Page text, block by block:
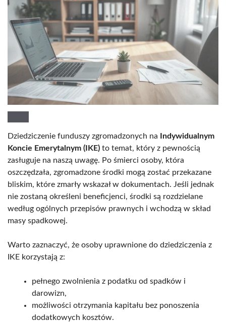
Dziedziczenie funduszy zgromadzonych na
Indywidualnym
Koncie Emerytalnym (IKE) to temat, który z pewnością
zasługuje na naszą uwagę. Po śmierci osoby, która
oszczędzała, zgromadzone środki mogą zostać przekazane
bliskim, które zmarły wskazał w dokumentach. Jeśli jednak
nie zostaną określeni beneficjenci, środki są rozdzielane
według ogólnych przepisów prawnych i wchodzą w skład
masy spadkowej.
Warto zaznaczyć, że osoby uprawnione do dziedziczenia z
IKE korzystają z:
pełnego zwolnienia z podatku od spadków i
darowizn,
możliwości otrzymania kapitału bez ponoszenia
dodatkowych kosztów.